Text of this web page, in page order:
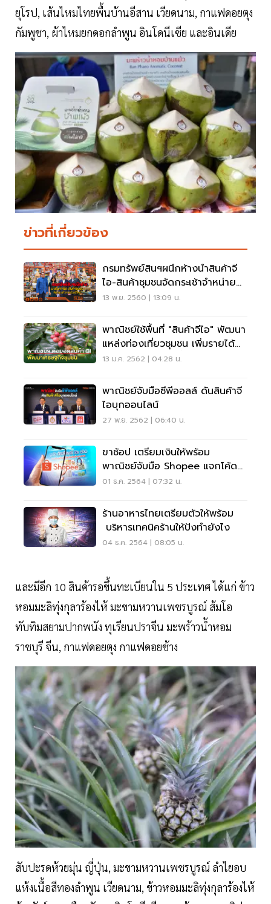
ยุโรป, เส้นไหมไทยพื้นบ้านอีสาน เวียดนาม, กาแฟดอยตุง
กัมพูชา, ผ้าไหมยกดอกลำพูน อินโดนีเซีย และอินเดีย
ข่าวที่เกี่ยวข้อง
กรมทรัพย์สินฯผนึกห้างนำสินค้าจี
ไอ-สินค้าชุมชนจัดกระเช้าจำหน่าย
ช่วงปีใหม่
13 พ.ย. 2560 | 13:09 น.
พาณิชย์ใช้พื้นที่ "สินค้าจีไอ" พัฒนา
แหล่งท่องเที่ยวชุมชน เพิ่มรายได้
กระตุ้นเศรษฐกิจในพื้นที่
13 ม.ค. 2562 | 04:28 น.
พาณิชย์จับมือซีพีออลล์ ดันสินค้าจี
ไอบุกออนไลน์
27 พ.ย. 2562 | 06:40 น.
ขาช้อป เตรียมเงินให้พร้อม
พาณิชย์จับมือ Shopee แจกโค้ด
ส่งท้ายปีลดสูงสุด 25%
01 ธ.ค. 2564 | 07:32 น.
ร้านอาหารไทยเตรียมตัวให้พร้อม
บริหารเทคนิคร้านให้ปังทำยังไง
04 ธ.ค. 2564 | 08:05 น.
และมีอีก 10 สินค้ารอขึ้นทะเบียนใน 5 ประเทศ ได้แก่ ข้าว
หอมมะลิทุ่งกุลาร้องไห้ มะขามหวานเพชรบูรณ์ ส้มโอ
ทับทิมสยามปากพนัง ทุเรียนปราจีน มะพร้าวน้ำหอม
ราชบุรี จีน, กาแฟดอยตุง กาแฟดอยช้าง
สับปะรดห้วยมุ่น ญี่ปุ่น, มะขามหวานเพชรบูรณ์ ลำไยอบ
แห้งเนื้อสีทองลำพูน เวียดนาม, ข้าวหอมมะลิทุ่งกุลาร้องไห้